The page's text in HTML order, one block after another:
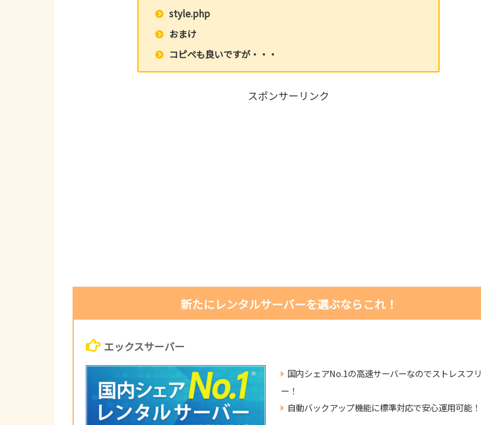
style.php
おまけ
コピペも良いですが・・・
スポンサーリンク
新たにレンタルサーバーを選ぶならこれ！
エックスサーバー
国内シェアNo.1の高速サーバーなのでストレスフリ
ー！
自動バックアップ機能に標準対応で安心運用可能！